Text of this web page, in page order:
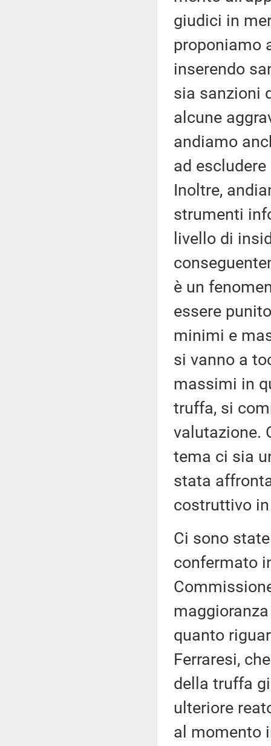
giudici in
proponiamo
inserendo
sia sanzioni
alcune
andiamo
ad
Inoltre,
strumenti
livello di
è un
essere
minimi e
si vanno a
massimi in
truffa, si
valutazione.
tema ci sia
stata
costruttivo
Ci sono
confermato
quanto
Ferraresi,
della truffa
ulteriore
al momento